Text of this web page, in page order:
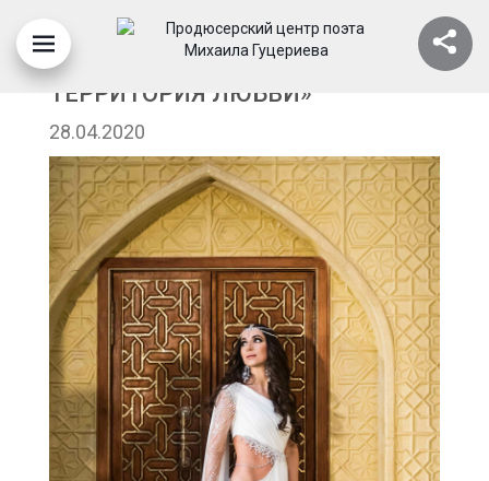
МЮЗИКЛ «1001 НОЧЬ, ИЛИ
ТЕРРИТОРИЯ ЛЮБВИ»
28.04.2020